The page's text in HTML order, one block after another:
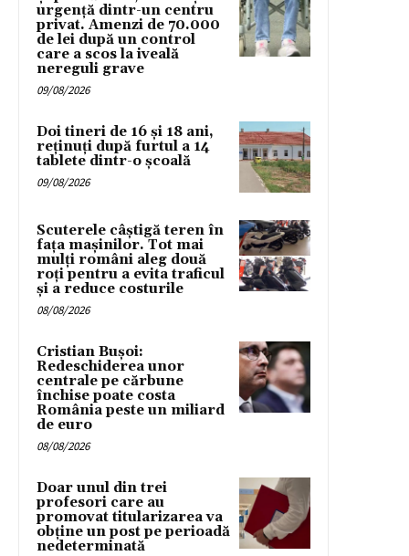
urgență dintr-un centru
privat. Amenzi de 70.000
de lei după un control
care a scos la iveală
nereguli grave
09/08/2026
Doi tineri de 16 și 18 ani,
reținuți după furtul a 14
tablete dintr-o școală
09/08/2026
Scuterele câștigă teren în
fața mașinilor. Tot mai
mulți români aleg două
roți pentru a evita traficul
și a reduce costurile
08/08/2026
Cristian Bușoi:
Redeschiderea unor
centrale pe cărbune
închise poate costa
România peste un miliard
de euro
08/08/2026
Doar unul din trei
profesori care au
promovat titularizarea va
obține un post pe perioadă
nedeterminată